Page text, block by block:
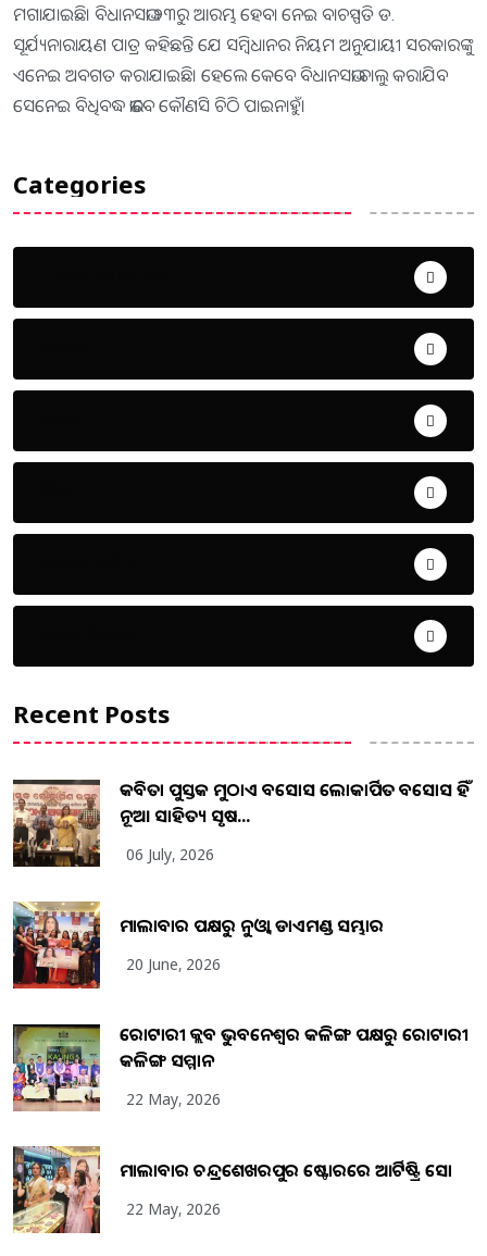
ମଗାଯାଇଛି। ବିଧାନସଭା ୨୩ରୁ ଆରମ୍ଭ ହେବା ନେଇ ବାଚସ୍ପତି ଡ.
ସୂର୍ଯ୍ୟନାରାୟଣ ପାତ୍ର କହିଛନ୍ତି ଯେ ସମ୍ବିଧାନର ନିୟମ ଅନୁଯାୟୀ ସରକାରଙ୍କୁ
ଏନେଇ ଅବଗତ କରାଯାଇଛି। ହେଲେ କେବେ ବିଧାନସଭା ଚାଲୁ କରାଯିବ
ସେନେଇ ବିଧିବଦ୍ଧ ଭାବେ କୌଣସି ଚିଠି ପାଇନାହୁଁ।
Categories
Recent Posts
କବିତା ପୁସ୍ତକ ମୁଠାଏ ଅବସୋସ ଲୋକାର୍ପିତ ଅବସୋସ ହିଁ
ନୂଆ ସାହିତ୍ୟ ସୃଷ...
06 July, 2026
ମାଲାବାର ପକ୍ଷରୁ ନୁଓ୍ବା ଡାଏମଣ୍ଡ ସମ୍ଭାର
20 June, 2026
ରୋଟାରୀ କ୍ଲବ ଭୁବନେଶ୍ୱର କଳିଙ୍ଗ ପକ୍ଷରୁ ରୋଟାରୀ
କଳିଙ୍ଗ ସମ୍ମାନ
22 May, 2026
ମାଲାବାର ଚନ୍ଦ୍ରଶେଖରପୁର ଷ୍ଟୋରରେ ଆର୍ଟିଷ୍ଟ୍ରି ସୋ
22 May, 2026